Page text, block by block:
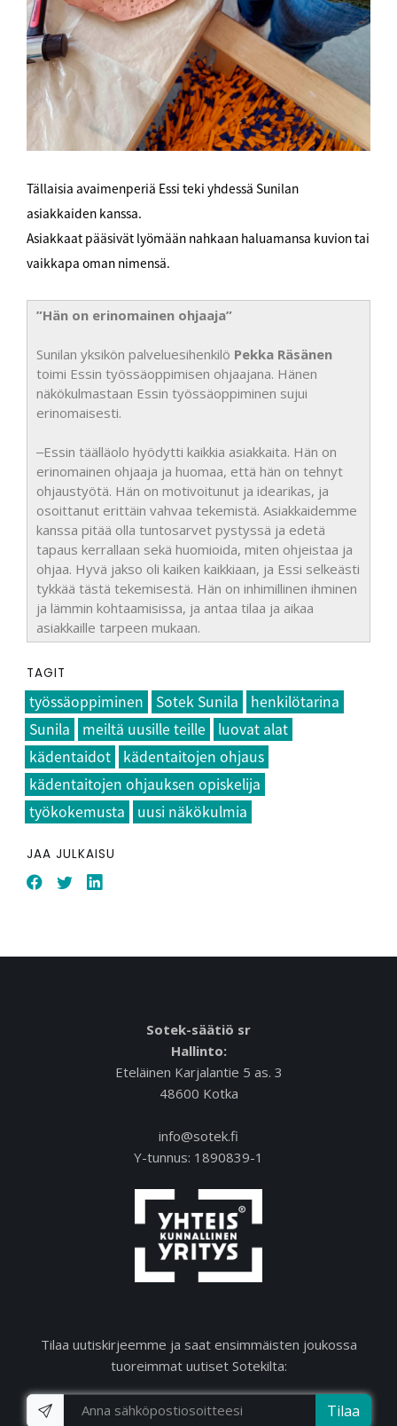
Tällaisia avaimenperiä Essi teki yhdessä Sunilan
asiakkaiden kanssa.
Asiakkaat pääsivät lyömään nahkaan haluamansa kuvion tai
vaikkapa oman nimensä.
”Hän on erinomainen ohjaaja”
Sunilan yksikön palveluesihenkilö Pekka Räsänen
toimi Essin työssäoppimisen ohjaajana. Hänen
näkökulmastaan Essin työssäoppiminen sujui
erinomaisesti.
‒Essin täälläolo hyödytti kaikkia asiakkaita. Hän on
erinomainen ohjaaja ja huomaa, että hän on tehnyt
ohjaustyötä. Hän on motivoitunut ja idearikas, ja
osoittanut erittäin vahvaa tekemistä. Asiakkaidemme
kanssa pitää olla tuntosarvet pystyssä ja edetä
tapaus kerrallaan sekä huomioida, miten ohjeistaa ja
ohjaa. Hyvä jakso oli kaiken kaikkiaan, ja Essi selkeästi
tykkää tästä tekemisestä. Hän on inhimillinen ihminen
ja lämmin kohtaamisissa, ja antaa tilaa ja aikaa
asiakkaille tarpeen mukaan.
TAGIT
työssäoppiminen Sotek Sunila
henkilötarina
Sunila
meiltä uusille teille
luovat alat
kädentaidot
kädentaitojen ohjaus
kädentaitojen ohjauksen opiskelija
työkokemusta
uusi näkökulmia
JAA JULKAISU
Sotek-säätiö sr
Hallinto:
Eteläinen Karjalantie 5 as. 3
48600 Kotka
info@sotek.fi
Y-tunnus: 1890839-1
Tilaa uutiskirjeemme ja saat ensimmäisten joukossa
tuoreimmat uutiset Sotekilta:
Tilaa